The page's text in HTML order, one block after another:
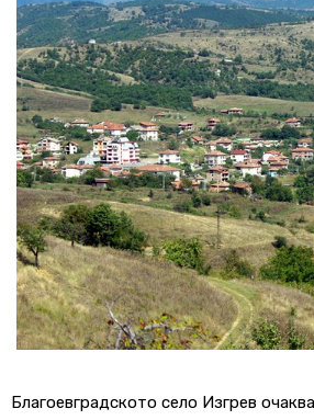
Благоевградското село Изгрев